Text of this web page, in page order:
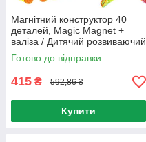
Магнітний конструктор 40
деталей, Magic Magnet +
валіза / Дитячий розвиваючий
конструктор-валіза для дітей
Готово до відправки
415 ₴ 592,86 ₴
Купити